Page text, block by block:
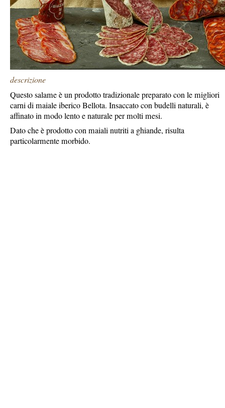
descrizione
Questo salame è un prodotto tradizionale preparato con le migliori
carni di maiale iberico Bellota. Insaccato con budelli naturali, è
affinato in modo lento e naturale per molti mesi.
Dato che è prodotto con maiali nutriti a ghiande, risulta
particolarmente morbido.